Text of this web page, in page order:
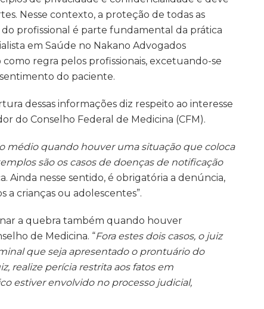
Nesse contexto, a proteção de todas as
profissional é parte fundamental da prática
em Saúde no Nakano Advogados
regra pelos profissionais, excetuando-se
do paciente.
dessas informações diz respeito ao interesse
do Conselho Federal de Medicina (CFM).
médio quando houver uma situação que coloca
são os casos de doenças de notificação
Ainda nesse sentido, é obrigatória a denúncia,
crianças ou adolescentes”.
a quebra também quando houver
de Medicina. “Fora estes dois casos, o juiz
que seja apresentado o prontuário do
realize perícia restrita aos fatos em
estiver envolvido no processo judicial,